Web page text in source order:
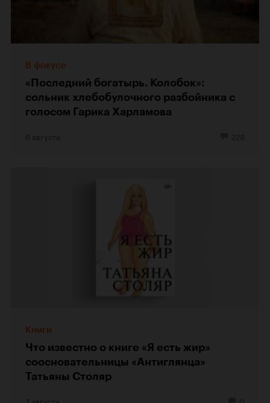
В фокусе
«Последний богатырь. Колобок»:
сольник хлебобулочного разбойника с
голосом Гарика Харламова
Книги
Что известно о книге «Я есть жир»
соосновательницы «Антиглянца»
Татьяны Столяр